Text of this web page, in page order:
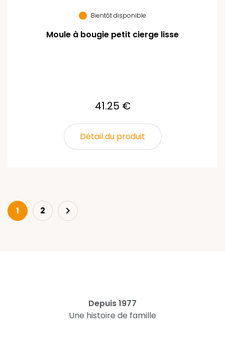
Bientôt disponible
Moule à bougie petit cierge lisse
41.25 €
Détail du produit
1 2 Next

Depuis 1977
Une histoire de famille